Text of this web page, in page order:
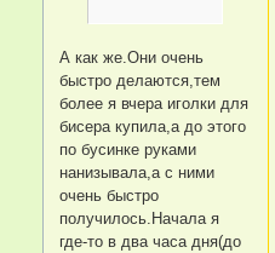
А как же.Они очень
быстро делаются,тем
более я вчера иголки для
бисера купила,а до этого
по бусинке руками
нанизывала,а с ними
очень быстро
получилось.Начала я
где-то в два часа дня(до